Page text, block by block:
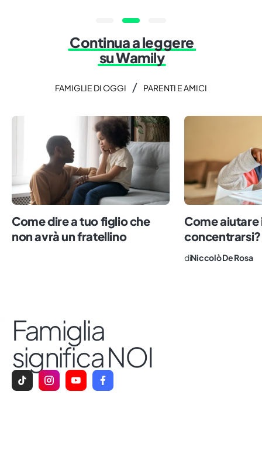
Continua a leggere
su Wamily
FAMIGLIE DI OGGI / PARENTI E AMICI
Come dire a tuo figlio che
non avrà un fratellino
Come aiutare
concentrarsi?
diNiccolò De Rosa
Famiglia
significa NOI